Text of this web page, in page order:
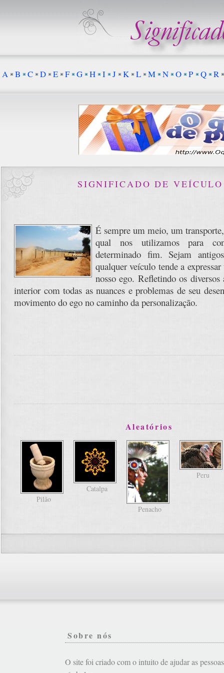
SIGNIFICADO DE VEÍCULO
É sempre um meio, um
qual nos utilizamos para
determinado fim. Sejam
qualquer veículo tende a
nosso ego. Refletindo os diversos
interior com todas as nuances e problemas de seu
movimento do ego no caminho da personalização.
Aleatórios
Pilão
Catalpa
Penacho
Peru
A B C D E F G H I J K L M N O P Q R
Sobre nós
O site foi criado com o intuito de ajudar as